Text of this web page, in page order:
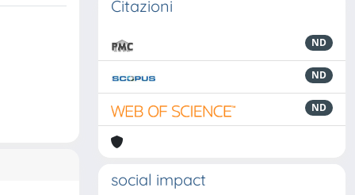
Citazioni
ND
ND
ND
social impact